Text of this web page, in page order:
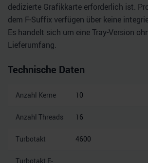
dedizierte Grafikkarte erforderlich ist.
dem F-Suffix verfügen über keine
Es handelt sich um eine Tray-Version
Lieferumfang.
Technische Daten
Anzahl Kerne 10
Anzahl Threads 16
Turbotakt 4600
Turbotakt E-